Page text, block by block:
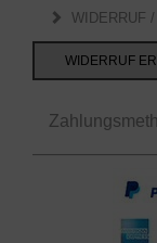
WIDERRUF
WIDERRUF